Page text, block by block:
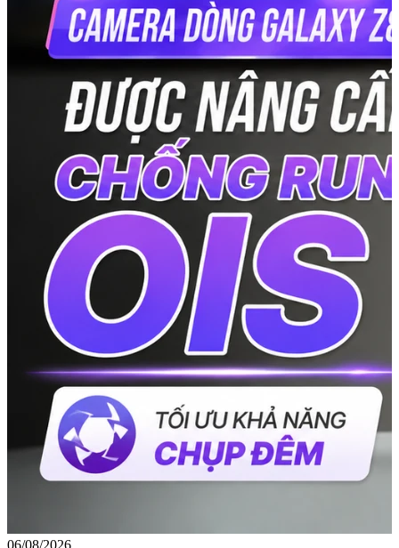
06/08/2026